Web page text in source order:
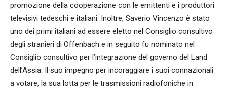
promozione della cooperazione con le emittenti e i produttori
televisivi tedeschi e italiani. Inoltre, Saverio Vincenzo è stato
uno dei primi italiani ad essere eletto nel Consiglio consultivo
degli stranieri di Offenbach e in seguito fu nominato nel
Consiglio consultivo per l’integrazione del governo del Land
dell’Assia. Il suo impegno per incoraggiare i suoi connazionali
a votare, la sua lotta per le trasmissioni radiofoniche in